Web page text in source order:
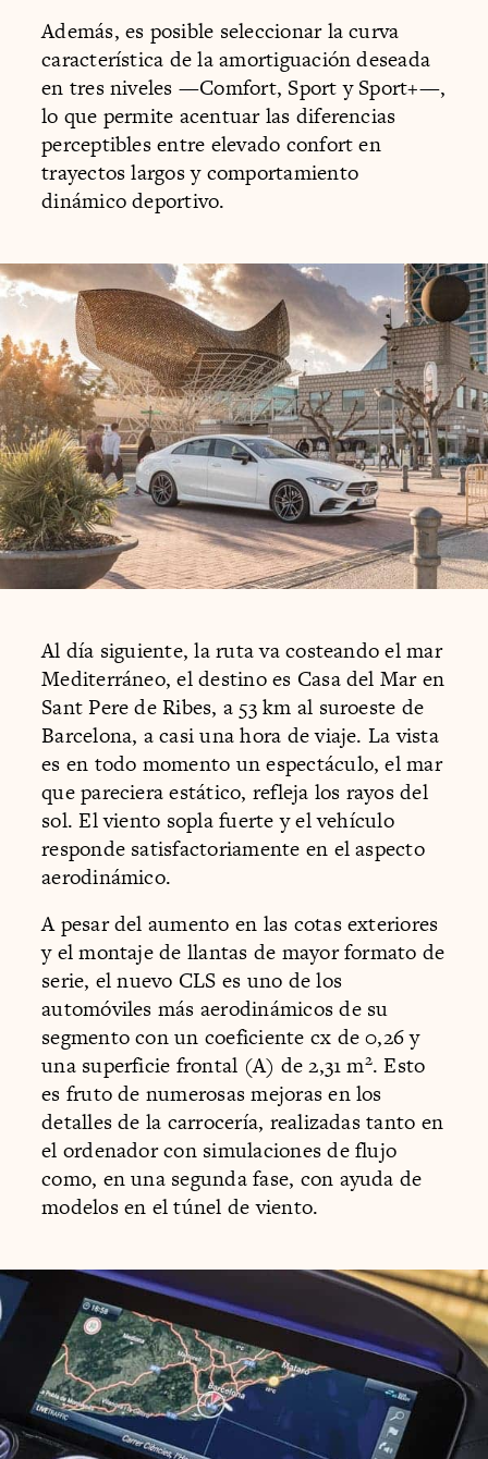
Además, es posible seleccionar la curva
característica de la amortiguación deseada
en tres niveles —Comfort, Sport y Sport+—,
lo que permite acentuar las diferencias
perceptibles entre elevado confort en
trayectos largos y comportamiento
dinámico deportivo.
Al día siguiente, la ruta va costeando el mar
Mediterráneo, el destino es Casa del Mar en
Sant Pere de Ribes, a 53 km al suroeste de
Barcelona, a casi una hora de viaje. La vista
es en todo momento un espectáculo, el mar
que pareciera estático, refleja los rayos del
sol. El viento sopla fuerte y el vehículo
responde satisfactoriamente en el aspecto
aerodinámico.
A pesar del aumento en las cotas exteriores
y el montaje de llantas de mayor formato de
serie, el nuevo CLS es uno de los
automóviles más aerodinámicos de su
segmento con un coeficiente cx de 0,26 y
una superficie frontal (A) de 2,31 m2. Esto
es fruto de numerosas mejoras en los
detalles de la carrocería, realizadas tanto en
el ordenador con simulaciones de flujo
como, en una segunda fase, con ayuda de
modelos en el túnel de viento.